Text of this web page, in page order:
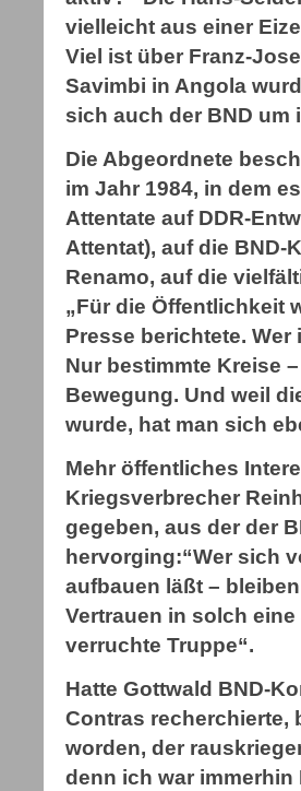
vielleicht aus einer
Viel ist über Franz-
Savimbi in Angola
sich auch der BND um
Die Abgeordnete
im Jahr 1984, in dem
Attentate auf DDR-
Attentat), auf die
Renamo, auf die
„Für die Öffentlichkeit
Presse berichtete.
Nur bestimmte Kreise
Bewegung. Und weil
wurde, hat man sich
Mehr öffentliches
Kriegsverbrecher
gegeben, aus der der
hervorging:“Wer sich
aufbauen läßt –
Vertrauen in solch
verruchte Truppe“.
Hatte Gottwald BND-
Contras recherchierte,
worden, der
denn ich war